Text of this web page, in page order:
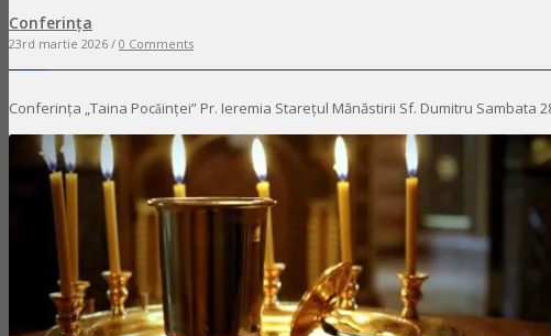
Conferința
23rd martie 2026 / 0 Comments
Conferința „Taina Pocǎinței” Pr. Ieremia Starețul Mănăstirii Sf. Dumitru Sambata